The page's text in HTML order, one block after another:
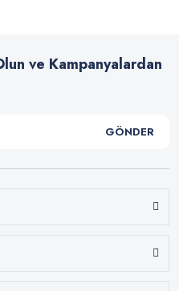
ve Kampanyalardan
GÖNDER